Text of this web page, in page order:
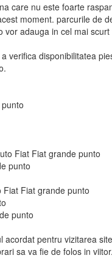
care nu este foarte
moment. parcurile de
adauga in cel mai
verifica disponibilitatea
Fiat Fiat grande punto
punto
Fiat grande punto
punto
pentru vizitarea
sa va fie de folos in